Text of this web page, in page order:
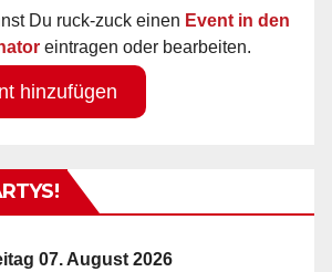
Du ruck-zuck einen Event in den
eintragen oder bearbeiten.
hinzufügen
07. August 2026